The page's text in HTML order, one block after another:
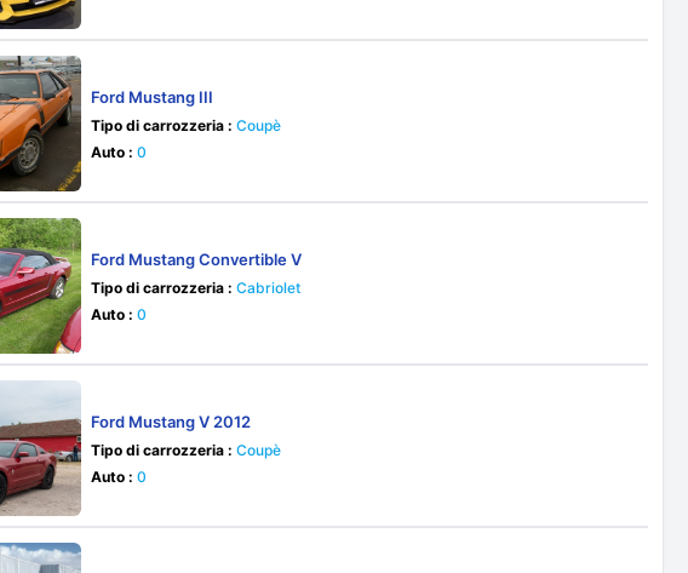
Ford Mustang III
Tipo di carrozzeria : Coupè
Auto : 0
Ford Mustang Convertible V
Tipo di carrozzeria : Cabriolet
Auto : 0
Ford Mustang V 2012
Tipo di carrozzeria : Coupè
Auto : 0